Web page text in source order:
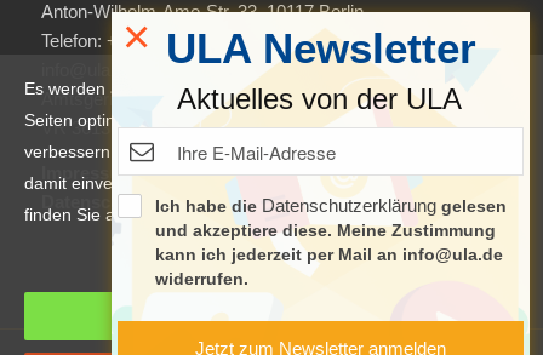
Anton-Wilhelm-Amo-Str. 33, 10117 Berlin
Telefon: +49 30-306963-0
Amtsgericht Charlottenburg
VR 36138 B
Impressum
Datenschutzerklärung & Nutzungsbedingungen
Es werden auf dieser Website Cookies verwendet, um die
Seiten optimiert darzustellen und das Nutzererlebnis zu
verbessern. Durch die Nutzung unserer Seiten erklären Sie sich
damit einverstanden. Weitere Informationen und Einstellungen
finden Sie auch in der Datenschutzerklärung.
Manage cookie settings
Cookies akzeptieren
Jetzt zum Newsletter anmelden
ULA Newsletter
Aktuelles von der ULA
Ich habe die Datenschutzerklärunggelesen
und akzeptiere diese. Meine Zustimmung
kann ich jederzeit per Mail an info@ula.de
widerrufen.
×